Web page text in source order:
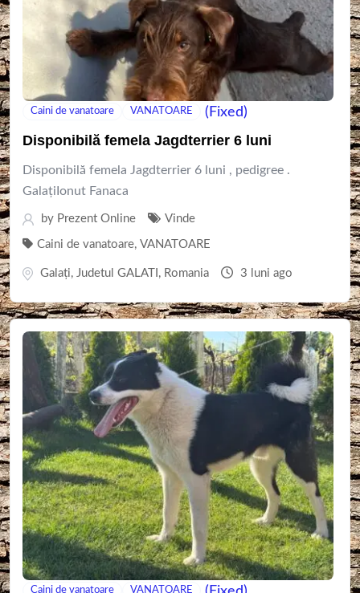
Caini de vanatoare VANATOARE (Fixed)
Disponibilă femela Jagdterrier 6 luni
Disponibilă femela Jagdterrier 6 luni , pedigree .
GalațiIonut Fanaca
by Prezent Online Vinde
Caini de vanatoare, VANATOARE
Galaţi, Judetul GALATI , Romania 3 luni ago
Caini de vanatoare VANATOARE